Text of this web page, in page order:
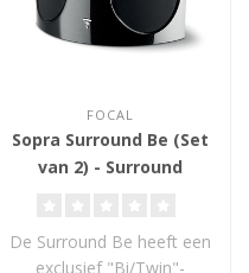
FOCAL
Sopra Surround Be (Set
van 2) - Surround
De Surround Be heeft een
exclusief "Bi/Twin"-